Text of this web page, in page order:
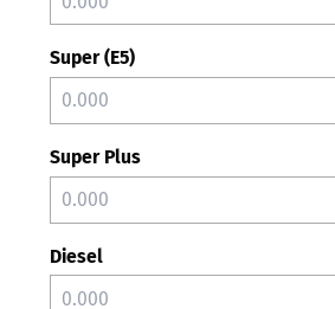
Super (E5)
Super Plus
Diesel